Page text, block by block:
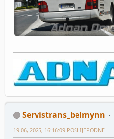
Servistrans_belmynn
19 06, 2025, 16:16:09 POSLIJEPODNE